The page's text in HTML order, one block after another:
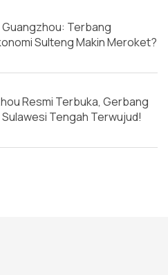
Terbang
Sulteng Makin Meroket?
Resmi Terbuka, Gerbang
Tengah Terwujud!